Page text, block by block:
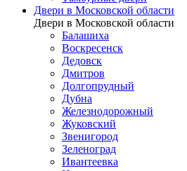
Двери в Московской области
Двери в Московской области
Балашиха
Воскресенск
Дедовск
Дмитров
Долгопрудный
Дубна
Железнодорожный
Жуковский
Звенигород
Зеленоград
Ивантеевка